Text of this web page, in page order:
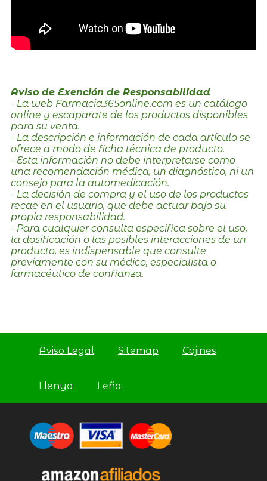
Aviso de Exención de Responsabilidad
- La web Farmacia365online.com es un catálogo
online y escaparate de los productos disponibles
para su venta.
- La descripción e información de cada artículo se
ofrece a modo de ficha técnica de producto.
- Esta información no debe interpretarse como
una recomendación médica, un diagnóstico, ni un
consejo para la automedicación.
- La decisión de compra y el uso de los productos
recae en el usuario, que debe actuar bajo su
propia responsabilidad.
- Para cualquier consulta específica sobre el uso,
la dosificación o las posibles interacciones de un
producto, es indispensable que consulte
previamente con su médico, especialista o
farmacéutico de confianza.
Aviso Legal Sitemap Cojines
Llenya Leña